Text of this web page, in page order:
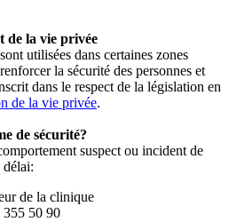
de la vie privée
utilisées dans certaines zones
la sécurité des personnes et
dans le respect de la législation en
de la vie privée.
de sécurité?
suspect ou incident de
délai:
de la clinique
355 50 90